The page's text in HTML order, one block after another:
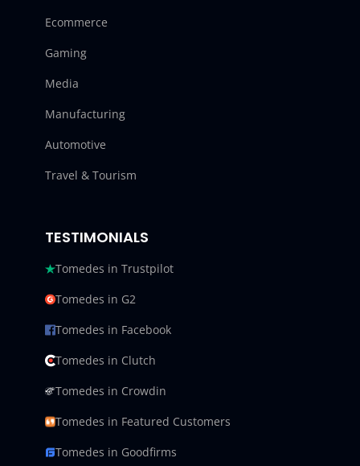
Ecommerce
Gaming
Media
Manufacturing
Automotive
Travel & Tourism
TESTIMONIALS
Tomedes in Trustpilot
Tomedes in G2
Tomedes in Facebook
Tomedes in Clutch
Tomedes in Crowdin
Tomedes in Featured Customers
Tomedes in Goodfirms